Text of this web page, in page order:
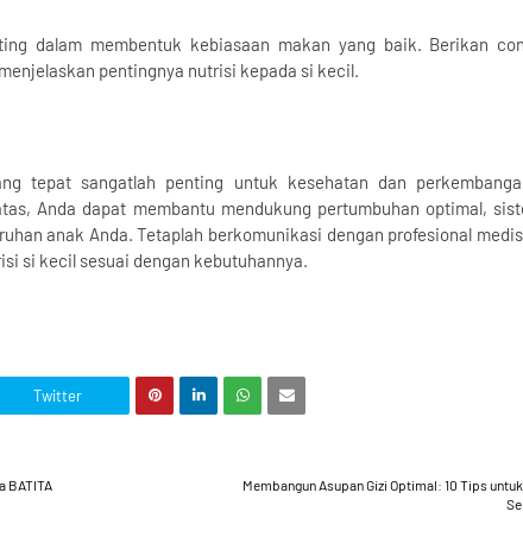
dalam membentuk kebiasaan makan yang baik. Berikan
pentingnya nutrisi kepada si kecil.
tepat sangatlah penting untuk kesehatan dan
Anda dapat membantu mendukung pertumbuhan optimal,
anak Anda. Tetaplah berkomunikasi dengan profesional
si kecil sesuai dengan kebutuhannya.
Twitter
Membangun Asupan Gizi Optimal: 10 Tips
BATITA